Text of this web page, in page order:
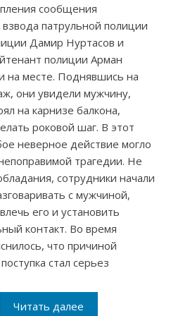
сообщения
патрульной полиции
Дамир Нуртасов и
полиции Арман
на месте. Поднявшись на
они увидели мужчину,
на карнизе балкона,
роковой шаг. В этот
неверное действие могло
трагедии. Не
сотрудники начали
с мужчиной,
его и установить
контакт. Во время
что причиной
стал серьез
Читать далее